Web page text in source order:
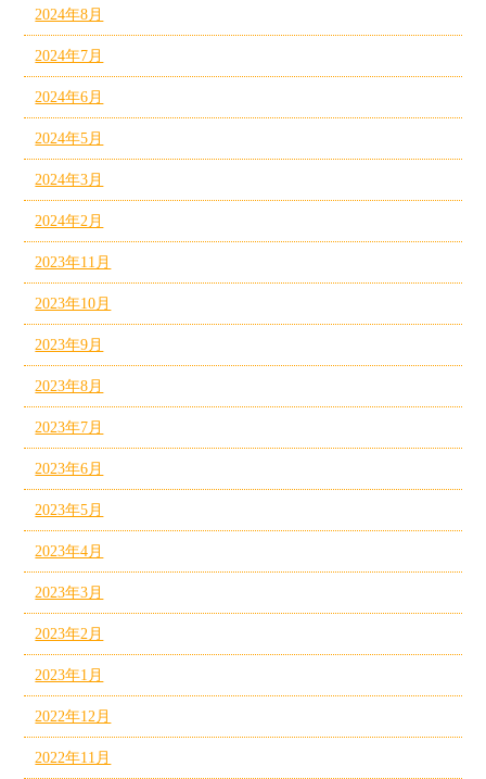
2024年8月
2024年7月
2024年6月
2024年5月
2024年3月
2024年2月
2023年11月
2023年10月
2023年9月
2023年8月
2023年7月
2023年6月
2023年5月
2023年4月
2023年3月
2023年2月
2023年1月
2022年12月
2022年11月